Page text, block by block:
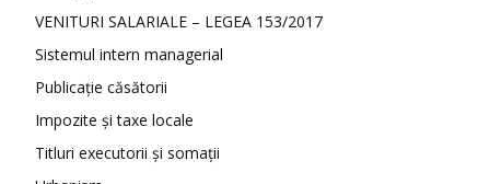
VENITURI SALARIALE – LEGEA 153/2017
Sistemul intern managerial
Publicație căsătorii
Impozite și taxe locale
Titluri executorii și somații